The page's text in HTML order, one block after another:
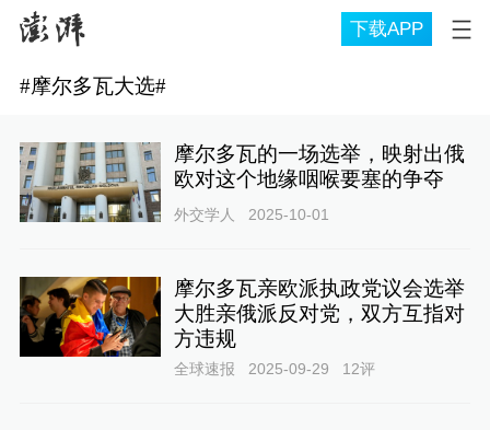
下载APP
#摩尔多瓦大选#
摩尔多瓦的一场选举，映射出俄
欧对这个地缘咽喉要塞的争夺
外交学人 2025-10-01
摩尔多瓦亲欧派执政党议会选举
大胜亲俄派反对党，双方互指对
方违规
全球速报 2025-09-29 12评